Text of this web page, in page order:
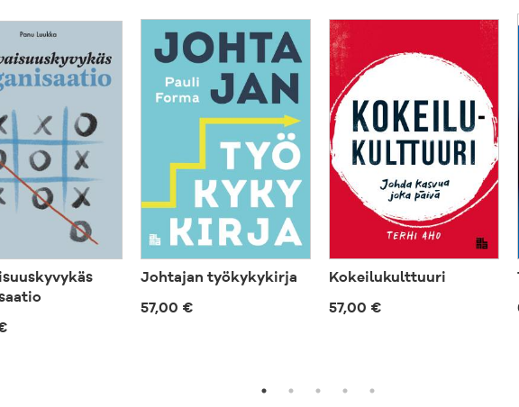
Johtajan työkykykirja
57,00 €
Kokeilukulttuuri
57,00 €